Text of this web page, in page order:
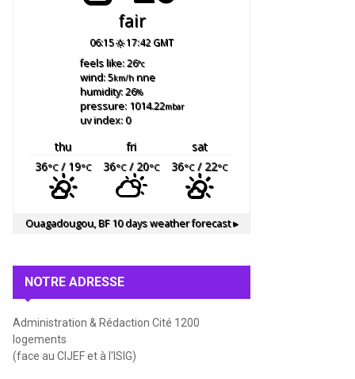
fair
06:15 17:42 GMT
feels like: 26°c
wind: 5km/hnne
humidity: 26%
pressure: 1014.22mbar
uv index: 0
thu fri
sat
36°C/ 19°C 36°C/ 20°C 36°C/ 22°C
Ouagadougou, BF10 days weather forecast ▸
NOTRE ADRESSE
Administration & Rédaction Cité 1200
logements
(face au CIJEF et à l'ISIG)